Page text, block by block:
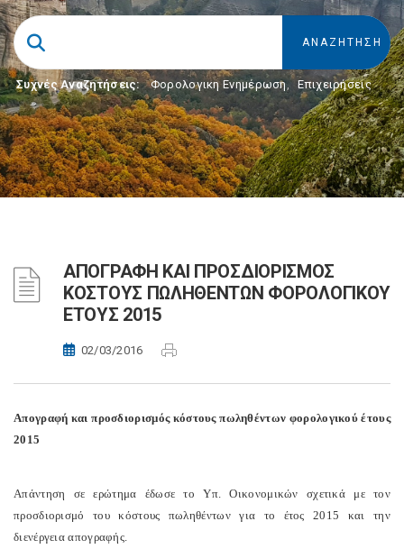
Συχνές Αναζητήσεις: Φορολογικη Ενημέρωση, Επιχειρήσεις
ΑΠΟΓΡΑΦΗ ΚΑΙ ΠΡΟΣΔΙΟΡΙΣΜΟΣ
ΚΟΣΤΟΥΣ ΠΩΛΗΘΕΝΤΩΝ ΦΟΡΟΛΟΓΙΚΟΥ
ΕΤΟΥΣ 2015
02/03/2016
Απογραφή και προσδιορισμός κόστους πωληθέντων φορολογικού έτους
2015
Απάντηση σε ερώτημα έδωσε το Υπ. Οικονομικών σχετικά με τον
προσδιορισμό του κόστους πωληθέντων για το έτος 2015 και την
διενέργεια απογραφής.